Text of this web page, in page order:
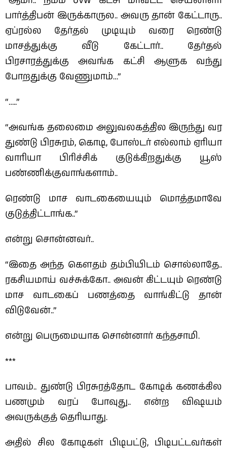
பார்த்திபன் இருக்காருல.. அவரு தான் கேட்டாரு..
ஏப்ரல்ல தேர்தல் முடியும் வரை ரெண்டு
மாசத்துக்கு வீடு கேட்டார்.. தேர்தல்
பிரசாரத்துக்கு அவங்க கட்சி ஆளுக வந்து
போறதுக்கு வேணுமாம்…”
“…..”
“அவங்க தலைமை அலுவலகத்தில இருந்து வர
துண்டு பிரசுரம், கொடி, போஸ்டர் எல்லாம் ஏரியா
வாரியா பிரிச்சிக் குடுக்கிறதுக்கு யூஸ்
பண்ணிக்குவாங்களாம்..
ரெண்டு மாச வாடகையையும் மொத்தமாவே
குடுத்திட்டாங்க..”
என்று சொன்னவர்..
“இதை அந்த கௌதம் தம்பியிடம் சொல்லாதே..
ரகசியமாய் வச்சுக்கோ.. அவன் கிட்டயும் ரெண்டு
மாச வாடகைப் பணத்தை வாங்கிட்டு தான்
விடுவேன்..”
என்று பெருமையாக சொன்னார் கந்தசாமி.
***
பாவம்.. துண்டு பிரசுரத்தோட கோடிக் கணக்கில
பணமும் வரப் போவுது.. என்ற விஷயம்
அவருக்குத் தெரியாது.
அதில் சில கோடிகள் பிடிபட்டு, பிடிபட்டவர்கள்